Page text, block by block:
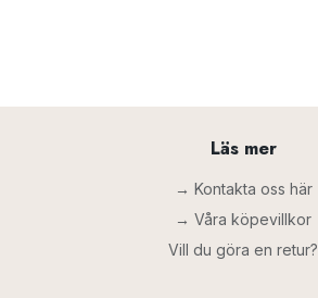
Läs mer
→ Kontakta oss här
→ Våra köpevillkor
Vill du göra en retur?